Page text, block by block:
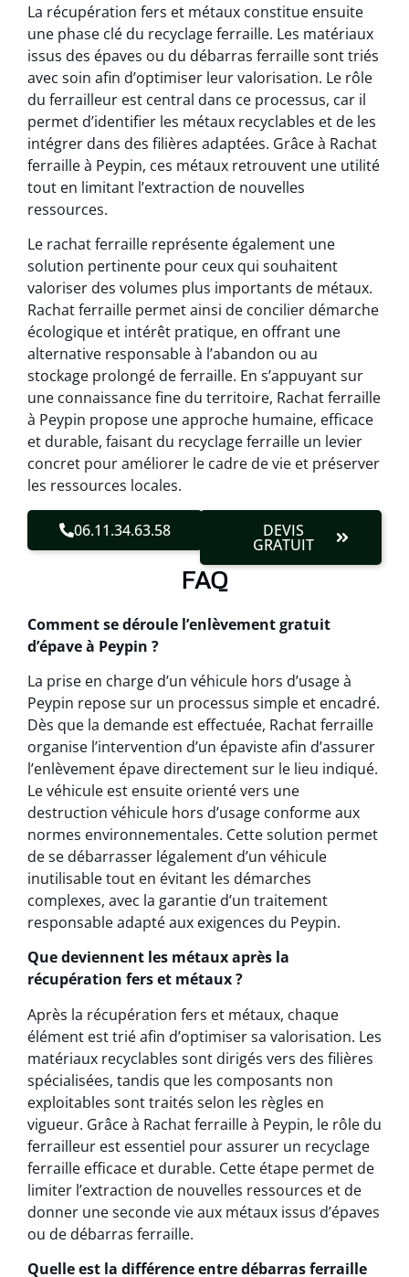
La récupération fers et métaux constitue ensuite
une phase clé du recyclage ferraille. Les matériaux
issus des épaves ou du débarras ferraille sont triés
avec soin afin d’optimiser leur valorisation. Le rôle
du ferrailleur est central dans ce processus, car il
permet d’identifier les métaux recyclables et de les
intégrer dans des filières adaptées. Grâce à Rachat
ferraille à Peypin, ces métaux retrouvent une utilité
tout en limitant l’extraction de nouvelles
ressources.
Le rachat ferraille représente également une
solution pertinente pour ceux qui souhaitent
valoriser des volumes plus importants de métaux.
Rachat ferraille permet ainsi de concilier démarche
écologique et intérêt pratique, en offrant une
alternative responsable à l’abandon ou au
stockage prolongé de ferraille. En s’appuyant sur
une connaissance fine du territoire, Rachat ferraille
à Peypin propose une approche humaine, efficace
et durable, faisant du recyclage ferraille un levier
concret pour améliorer le cadre de vie et préserver
les ressources locales.
06.11.34.63.58 DEVIS
GRATUIT
FAQ
Comment se déroule l’enlèvement gratuit
d’épave à Peypin ?
La prise en charge d’un véhicule hors d’usage à
Peypin repose sur un processus simple et encadré.
Dès que la demande est effectuée, Rachat ferraille
organise l’intervention d’un épaviste afin d’assurer
l’enlèvement épave directement sur le lieu indiqué.
Le véhicule est ensuite orienté vers une
destruction véhicule hors d’usage conforme aux
normes environnementales. Cette solution permet
de se débarrasser légalement d’un véhicule
inutilisable tout en évitant les démarches
complexes, avec la garantie d’un traitement
responsable adapté aux exigences du Peypin.
Que deviennent les métaux après la
récupération fers et métaux ?
Après la récupération fers et métaux, chaque
élément est trié afin d’optimiser sa valorisation. Les
matériaux recyclables sont dirigés vers des filières
spécialisées, tandis que les composants non
exploitables sont traités selon les règles en
vigueur. Grâce à Rachat ferraille à Peypin, le rôle du
ferrailleur est essentiel pour assurer un recyclage
ferraille efficace et durable. Cette étape permet de
limiter l’extraction de nouvelles ressources et de
donner une seconde vie aux métaux issus d’épaves
ou de débarras ferraille.
Quelle est la différence entre débarras ferraille